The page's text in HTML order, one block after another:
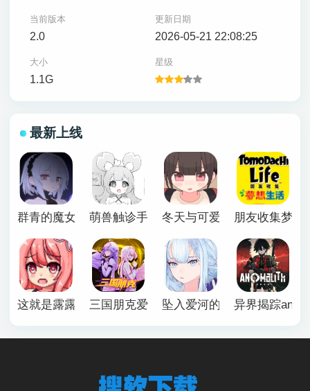
当前版本
2.0
更新日期
2026-05-21 22:08:25
大小
1.1G
星级
最新上线
群青的魔女下载安卓萌兽触诊手机版冬天与可爱妹妹恶作剧游戏
朋友收集梦想
这就是露露的小镇建设三国朋克爱与破坏之神手机版
坠入爱河的狐狸魅惑万花筒
异界揭踪